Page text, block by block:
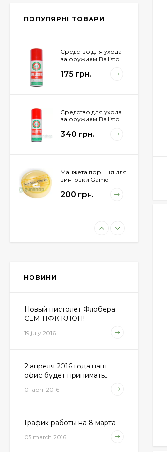
ПОПУЛЯРНІ ТОВАРИ
Средство для ухода
за оружием Ballistol
175 грн.
Средство для ухода
за оружием Ballistol
340 грн.
Манжета поршня для
винтовки Gamo
200 грн.
(500шт.)
690 грн.
Combat Classic
6 540 грн.
Sellier&Bellot
1 850 грн.
НОВИНИ
Новый пистолет Флобера
СЕМ ПФК КЛОН!
19 july 2016
2 апреля 2016 года наш
офис будет принимать...
01 april 2016
График работы на 8 марта
05 march 2016